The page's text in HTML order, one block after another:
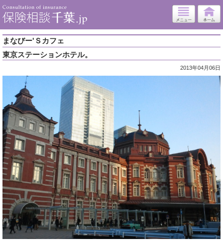
まなびー'Ｓカフェ
東京ステーションホテル。
2013年04月06日